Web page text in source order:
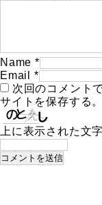
Name *
Email
*
次回のコメント
サイトを保存する。
上に表示された文